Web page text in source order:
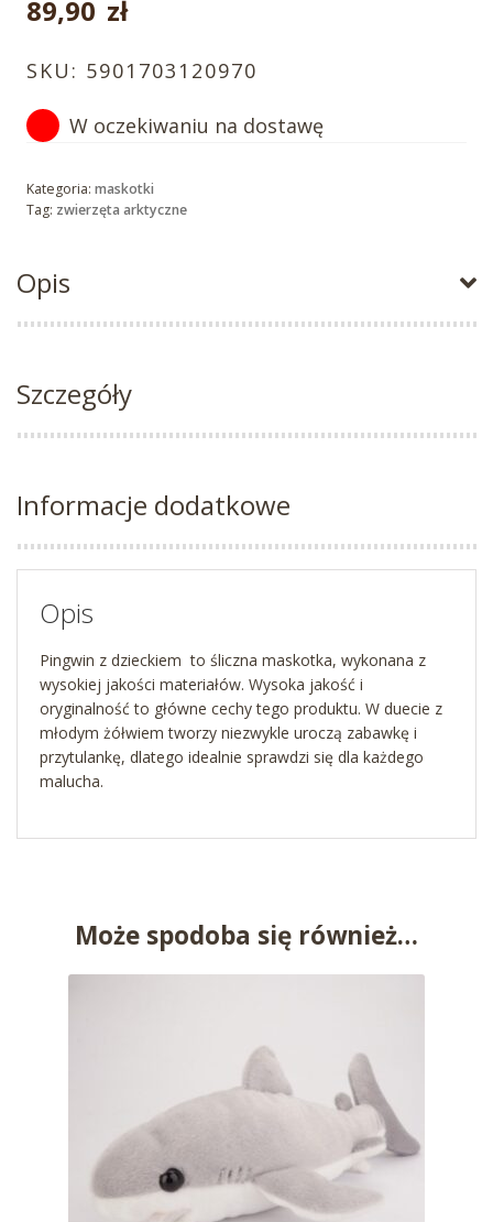
89,90 zł
SKU: 5901703120970
W oczekiwaniu na dostawę
Kategoria: maskotki
Tag: zwierzęta arktyczne
Opis
Szczegóły
Informacje dodatkowe
Opis
Pingwin z dzieckiem to śliczna maskotka, wykonana z
wysokiej jakości materiałów. Wysoka jakość i
oryginalność to główne cechy tego produktu. W duecie z
młodym żółwiem tworzy niezwykle uroczą zabawkę i
przytulankę, dlatego idealnie sprawdzi się dla każdego
malucha.
Może spodoba się również…